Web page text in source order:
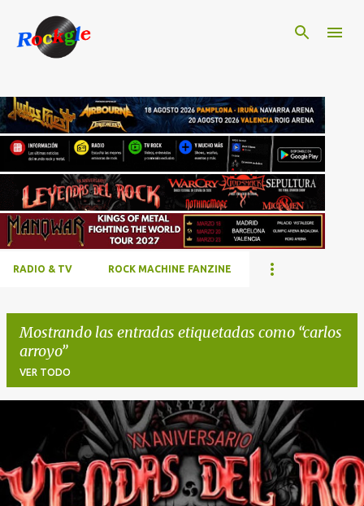
RADIO & TV ROCK MACHINE FANZINE
Mostrando las entradas etiquetadas como carlos
arroyo
VER TODO
t